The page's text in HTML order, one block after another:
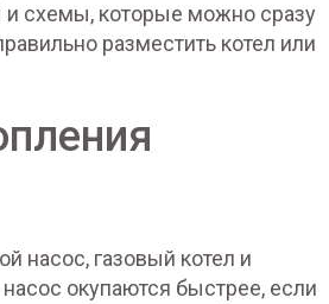
и схемы, которые можно сразу
разместить котел или
насос, газовый котел и
окупаются быстрее, если